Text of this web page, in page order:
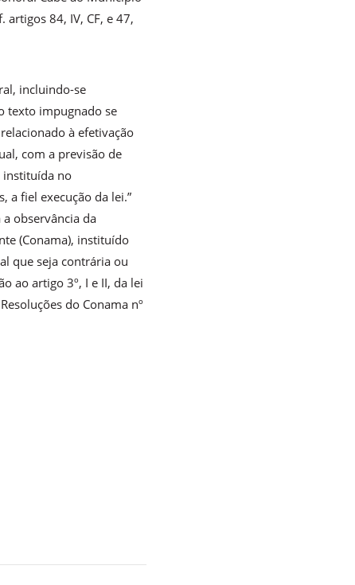
84, IV, CF, e 47,
incluindo-se
texto impugnado se
à efetivação
com a previsão de
instituída no
a fiel execução da lei.”
observância da
(Conama), instituído
que seja contrária ou
ao artigo 3º, I e II, da lei
do Conama nº